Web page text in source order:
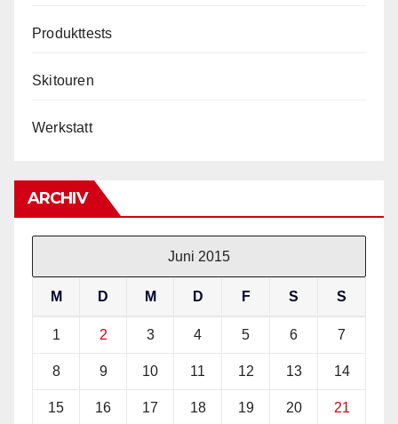
Produkttests
Skitouren
Werkstatt
ARCHIV
Juni 2015
M D M D F S S
1 2 3 4 5 6 7
8 9 10 11 12 13 14
15 16 17 18 19 20 21